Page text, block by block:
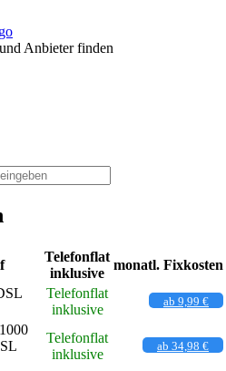
Anbieter finden
Telefonflat
inklusive
monatl. Fixkosten
Telefonflat
inklusive
ab 9,99 €
Telefonflat
inklusive
ab 34,98 €